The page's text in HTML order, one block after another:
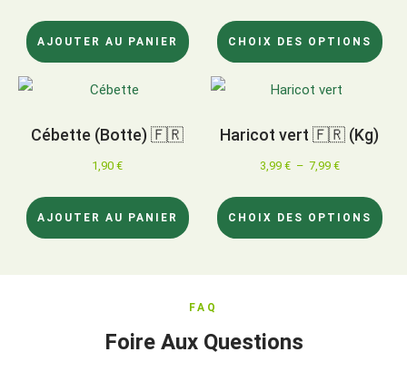
AJOUTER AU PANIER CHOIX DES OPTIONS
Cébette (Botte) 🇫🇷
1,90€
AJOUTER AU PANIER
Haricot vert 🇫🇷 (Kg)
3,99 € – 7,99 €
CHOIX DES OPTIONS
FAQ
Foire Aux Questions